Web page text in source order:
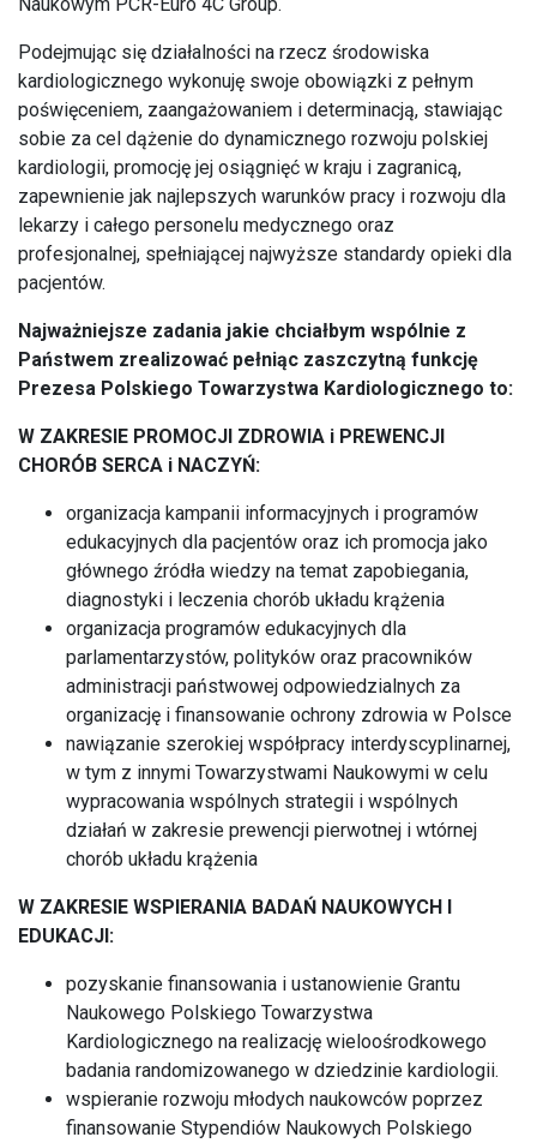
Podejmując się działalności na rzecz środowiska
kardiologicznego wykonuję swoje obowiązki z pełnym
poświęceniem, zaangażowaniem i determinacją, stawiając
sobie za cel dążenie do dynamicznego rozwoju polskiej
kardiologii, promocję jej osiągnięć w kraju i zagranicą,
zapewnienie jak najlepszych warunków pracy i rozwoju dla
lekarzy i całego personelu medycznego oraz
profesjonalnej, spełniającej najwyższe standardy opieki dla
pacjentów.
Najważniejsze zadania jakie chciałbym wspólnie z
Państwem zrealizować pełniąc zaszczytną funkcję
Prezesa Polskiego Towarzystwa Kardiologicznego to:
W ZAKRESIE PROMOCJI ZDROWIA i PREWENCJI
CHORÓB SERCA i NACZYŃ:
organizacja kampanii informacyjnych i programów
edukacyjnych dla pacjentów oraz ich promocja jako
głównego źródła wiedzy na temat zapobiegania,
diagnostyki i leczenia chorób układu krążenia
organizacja programów edukacyjnych dla
parlamentarzystów, polityków oraz pracowników
administracji państwowej odpowiedzialnych za
organizację i finansowanie ochrony zdrowia w Polsce
nawiązanie szerokiej współpracy interdyscyplinarnej,
w tym z innymi Towarzystwami Naukowymi w celu
wypracowania wspólnych strategii i wspólnych
działań w zakresie prewencji pierwotnej i wtórnej
chorób układu krążenia
W ZAKRESIE WSPIERANIA BADAŃ NAUKOWYCH I
EDUKACJI:
pozyskanie finansowania i ustanowienie Grantu
Naukowego Polskiego Towarzystwa
Kardiologicznego na realizację wieloośrodkowego
badania randomizowanego w dziedzinie kardiologii.
wspieranie rozwoju młodych naukowców poprzez
finansowanie Stypendiów Naukowych Polskiego